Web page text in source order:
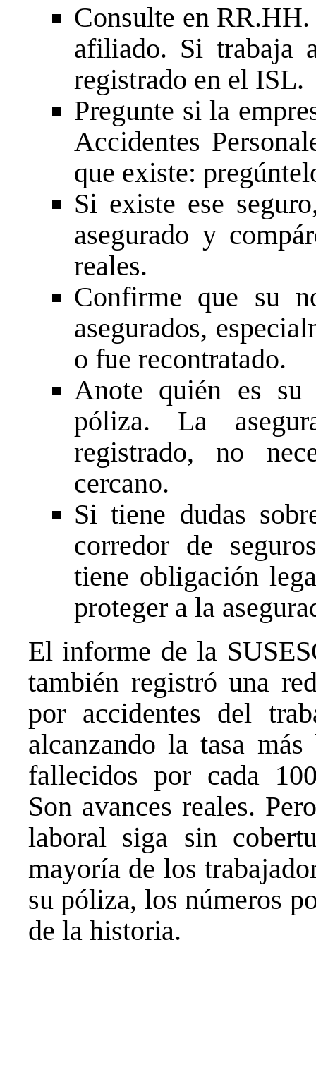
Consulte en
afiliado. Si trabaja
registrado en el ISL.
Pregunte si la
Accidentes
que existe:
Si existe ese
asegurado y
reales.
Confirme que su
asegurados,
o fue recontratado.
Anote quién es su
póliza. La
registrado, no
cercano.
Si tiene dudas
corredor de
tiene obligación
proteger a la
El informe de la
también registró una
por accidentes del
alcanzando la tasa
fallecidos por cada
Son avances reales.
laboral siga sin
mayoría de los
su póliza, los números
de la historia.